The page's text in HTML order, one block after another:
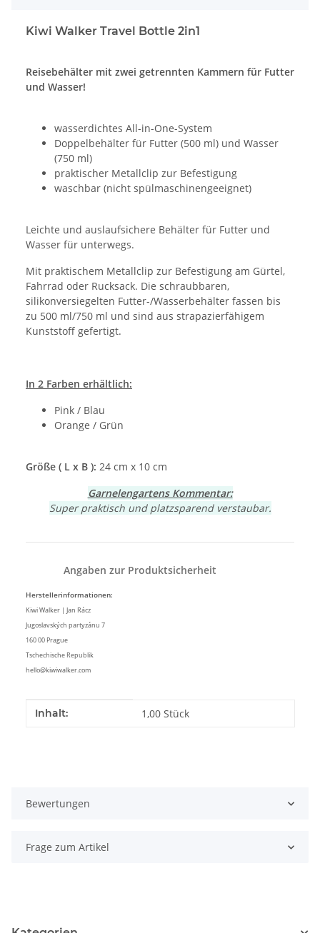
Kiwi Walker Travel Bottle 2in1
Reisebehälter mit zwei getrennten Kammern für Futter
und Wasser!
wasserdichtes All-in-One-System
Doppelbehälter für Futter (500 ml) und Wasser
(750 ml)
praktischer Metallclip zur Befestigung
waschbar (nicht spülmaschinengeeignet)
Leichte und auslaufsichere Behälter für Futter und
Wasser für unterwegs.
Mit praktischem Metallclip zur Befestigung am Gürtel,
Fahrrad oder Rucksack. Die schraubbaren,
silikonversiegelten Futter-/Wasserbehälter fassen bis
zu 500 ml/750 ml und sind aus strapazierfähigem
Kunststoff gefertigt.
In 2 Farben erhältlich:
Pink / Blau
Orange / Grün
Größe ( L x B ): 24 cm x 10 cm
Garnelengartens Kommentar:
Super praktisch und platzsparend verstaubar.
Angaben zur Produktsicherheit
Herstellerinformationen:
Kiwi Walker | Jan Rácz
Jugoslavských partyzánu 7
160 00 Prague
Tschechische Republik
hello@kiwiwalker.com
Produkteigenschaft
Wert
Inhalt: 1,00 Stück
Bewertungen
Frage zum Artikel